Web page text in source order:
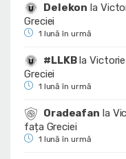
Delekon la
Greciei
1 lună în urmă
#LLKBla
Greciei
1 lună în urmă
Oradeafan la
fața Greciei
1 lună în urmă